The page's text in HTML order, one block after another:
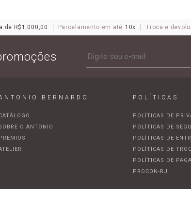
de R$1.000,00 Parcelamento em até 10x Troca e
BERNARDO
O ANTONIO
POLÍTICAS
POLÍTICAS DE
POLÍTICAS DE
POLÍTICAS DE
POLÍTICAS DE
POLÍTICAS DE
PROCON-RJ